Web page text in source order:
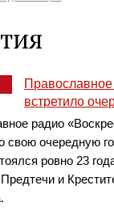
встретило
радио
свою очередную
ровно 23
и